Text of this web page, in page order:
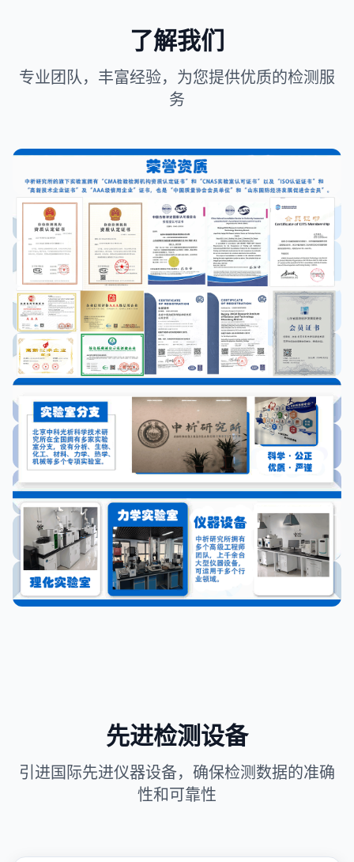
了解我们
专业团队，丰富经验，为您提供优质的检测服
务
先进检测设备
引进国际先进仪器设备，确保检测数据的准确
性和可靠性